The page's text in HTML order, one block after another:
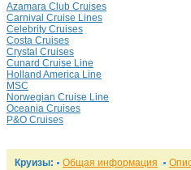
Azamara Club Cruises
Carnival Cruise Lines
Celebrity Cruises
Costa Cruises
Crystal Cruises
Cunard Cruise Line
Holland America Line
MSC
Norwegian Cruise Line
Oceania Cruises
P&O Cruises
Круизы: Общая информация